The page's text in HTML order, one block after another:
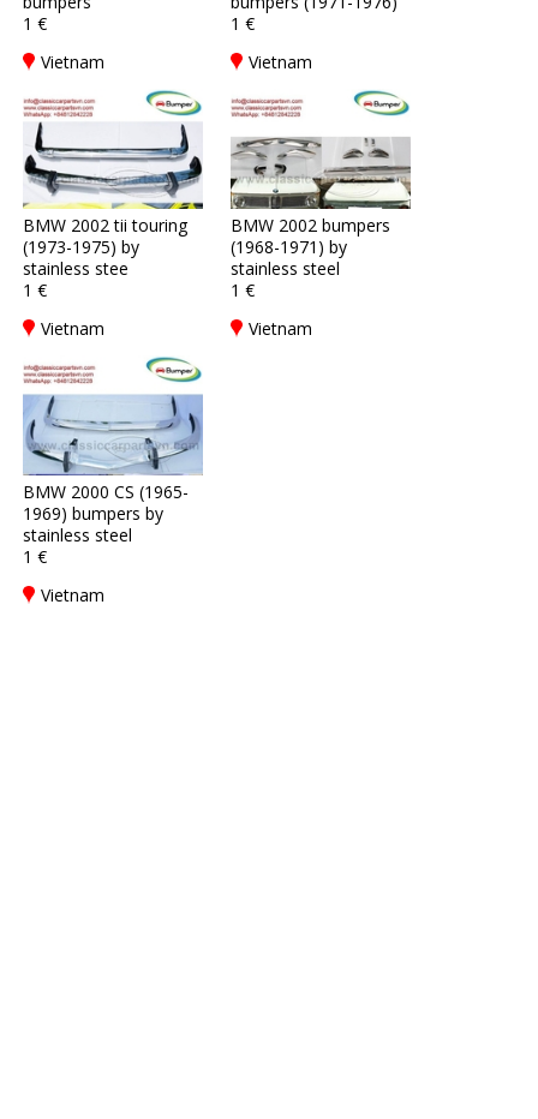
1 €
Vietnam
1 €
Vietnam
BMW 2002 tii touring
(1973-1975) by
stainless stee
1 €
Vietnam
BMW 2002 bumpers
(1968-1971) by
stainless steel
1 €
Vietnam
BMW 2000 CS (1965-
1969) bumpers by
stainless steel
1 €
Vietnam